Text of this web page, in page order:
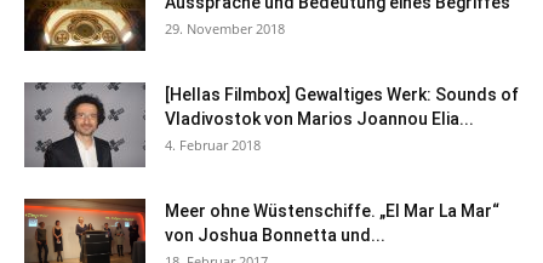
29. November 2018
[Hellas Filmbox] Gewaltiges Werk: Sounds of
Vladivostok von Marios Joannou Elia...
4. Februar 2018
Meer ohne Wüstenschiffe. „El Mar La Mar“
von Joshua Bonnetta und...